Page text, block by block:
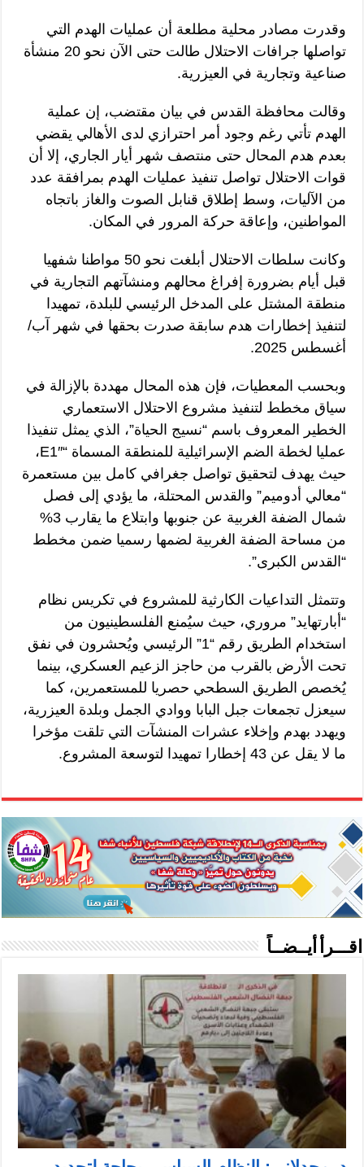
وقدرت مصادر محلية مطلعة أن عمليات الهدم التي
تواصلها جرافات الاحتلال طالت حتى الآن نحو 20 منشأة
صناعية وتجارية في العيزرية.
وقالت محافظة القدس في بيان مقتضب، إن عملية
الهدم تأتي رغم وجود أمر احترازي لدى الأهالي يقضي
بعدم هدم المحال حتى منتصف شهر أيار الجاري، إلا أن
قوات الاحتلال تواصل تنفيذ عمليات الهدم بمرافقة عدد
من الآليات، وسط إطلاق قنابل الصوت والغاز باتجاه
المواطنين، وإعاقة حركة المرور في المكان.
وكانت سلطات الاحتلال أبلغت نحو 50 مواطنا شفهيا
قبل أيام بضرورة إفراغ محالهم ومنشآتهم التجارية في
منطقة المشتل على المدخل الرئيسي للبلدة، تمهيدا
لتنفيذ إخطارات هدم سابقة صدرت بحقها في شهر آب/
أغسطس 2025.
وبحسب المعطيات، فإن هذه المحال مهددة بالإزالة في
سياق مخطط لتنفيذ مشروع الاحتلال الاستعماري
الخطير المعروف باسم “نسيج الحياة”، الذي يمثل تنفيذا
عمليا لخطة الضم الإسرائيلية للمنطقة المسماة “E1″،
حيث يهدف لتحقيق تواصل جغرافي كامل بين مستعمرة
“معالي أدوميم” والقدس المحتلة، ما يؤدي إلى فصل
شمال الضفة الغربية عن جنوبها وابتلاع ما يقارب 3%
من مساحة الضفة الغربية لضمها رسميا ضمن مخطط
“القدس الكبرى”.
وتتمثل التداعيات الكارثية للمشروع في تكريس نظام
“أبارتهايد” مروري، حيث سيُمنع الفلسطينيون من
استخدام الطريق رقم “1” الرئيسي ويُحشرون في نفق
تحت الأرض بالقرب من حاجز الزعيم العسكري، بينما
يُخصص الطريق السطحي حصريا للمستعمرين، كما
سيعزل تجمعات جبل البابا ووادي الجمل وبلدة العيزرية،
ويهدد بهدم وإخلاء عشرات المنشآت التي تلقت مؤخرا
ما لا يقل عن 43 إخطارا تمهيدا لتوسعة المشروع.
اقـــرأ أيــضــاً